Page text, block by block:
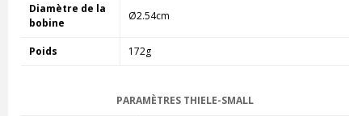
Diamètre de la
bobine
Ø2.54cm
Poids 172g
PARAMÈTRES THIELE-SMALL